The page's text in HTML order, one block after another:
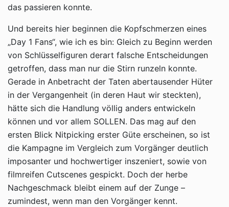
das passieren konnte.
Und bereits hier beginnen die Kopfschmerzen eines
„Day 1 Fans“, wie ich es bin: Gleich zu Beginn werden
von Schlüsselfiguren derart falsche Entscheidungen
getroffen, dass man nur die Stirn runzeln konnte.
Gerade in Anbetracht der Taten abertausender Hüter
in der Vergangenheit (in deren Haut wir steckten),
hätte sich die Handlung völlig anders entwickeln
können und vor allem SOLLEN. Das mag auf den
ersten Blick Nitpicking erster Güte erscheinen, so ist
die Kampagne im Vergleich zum Vorgänger deutlich
imposanter und hochwertiger inszeniert, sowie von
filmreifen Cutscenes gespickt. Doch der herbe
Nachgeschmack bleibt einem auf der Zunge –
zumindest, wenn man den Vorgänger kennt.